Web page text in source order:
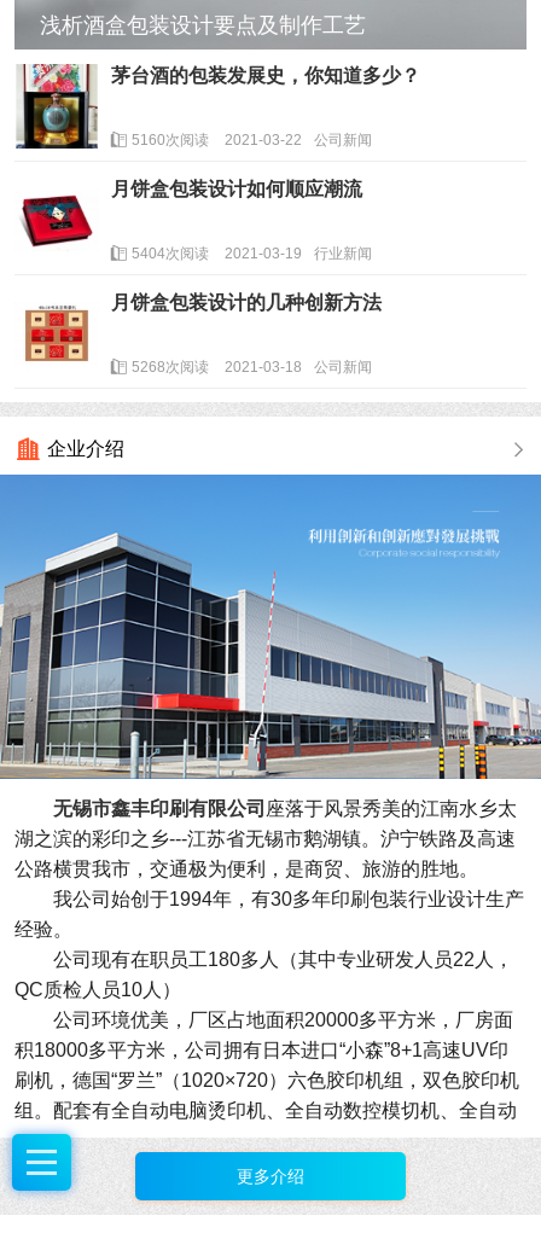
浅析酒盒包装设计要点及制作工艺
茅台酒的包装发展史，你知道多少？
5160次阅读 2021-03-22 公司新闻
月饼盒包装设计如何顺应潮流
5404次阅读 2021-03-19 行业新闻
月饼盒包装设计的几种创新方法
5268次阅读 2021-03-18 公司新闻
企业介绍
无锡市鑫丰印刷有限公司 座落于风景秀美的江南水乡太
湖之滨的彩印之乡---江苏省无锡市鹅湖镇。沪宁铁路及高速
公路横贯我市，交通极为便利，是商贸、旅游的胜地。
我公司始创于1994年，有30多年印刷包装行业设计生产
经验。
公司现有在职员工180多人（其中专业研发人员22人，
QC质检人员10人）
公司环境优美，厂区占地面积20000多平方米，厂房面
积18000多平方米，公司拥有日本进口“小森”8+1高速UV印
刷机，德国“罗兰”（1020×720）六色胶印机组，双色胶印机
组。配套有全自动电脑烫印机、全自动数控模切机、全自动
数控复膜机、全自动数控合板机、全自动裱瓦机、全自动粘
盒机、全自动压光压痕机、全自动裱糊线等系列设备。拥有
6条精裱盒生产流水线，为广大客户提供高质的各类产品。
更多介绍